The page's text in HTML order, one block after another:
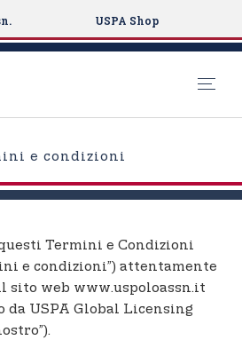
USPA Shop
e condizioni
Termini e Condizioni
e condizioni”) attentamente
sito web www.uspoloassn.it
da USPA Global Licensing